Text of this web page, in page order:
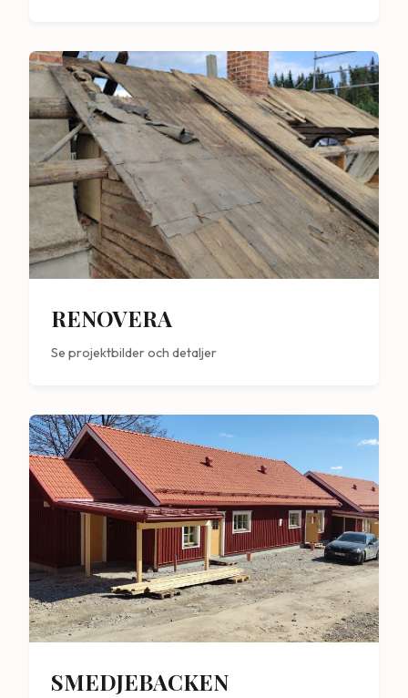
RENOVERA
Se projektbilder och detaljer
SMEDJEBACKEN